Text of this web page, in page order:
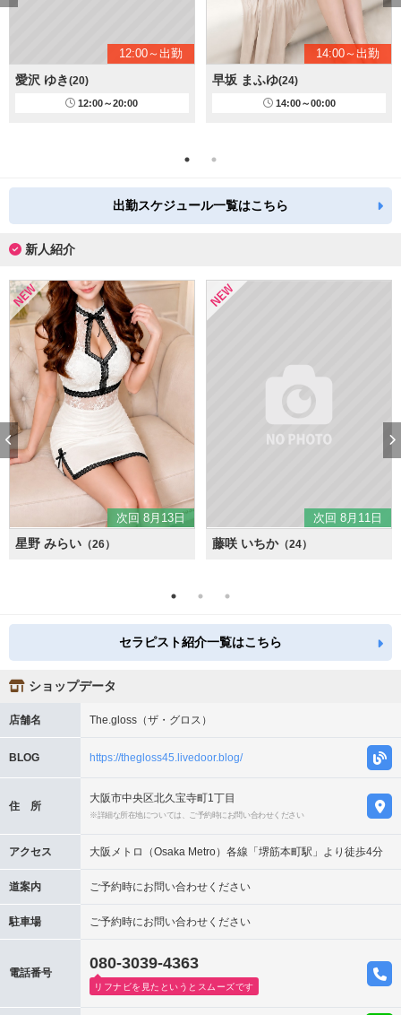
12:00～出勤
愛沢 ゆき(20)
12:00～20:00
14:00～出勤
早坂 まふゆ(24)
14:00～00:00
出勤スケジュール一覧はこちら
新人紹介
次回 8月13日
星野 みらい （26）
次回 8月11日
藤咲 いちか（24）
セラピスト紹介一覧はこちら
ショップデータ
店舗名 The.gloss（ザ・グロス）
BLOG https://thegloss45.livedoor.blog/
住 所
大阪市中央区北久宝寺町1丁目
※詳細な所在地については、ご予約時にお問い合わせください
アクセス 大阪メトロ（Osaka Metro）各線「堺筋本町駅」より徒歩4分
道案内 ご予約時にお問い合わせください
駐車場 ご予約時にお問い合わせください
電話番号
080-3039-4363
リフナビを見たというとスムーズです